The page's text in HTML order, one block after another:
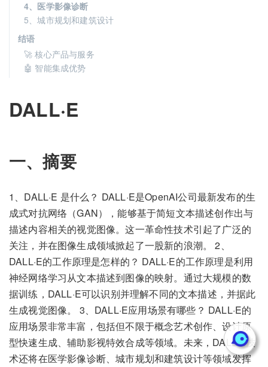
DALL·E
一、摘要
1、DALL·E 是什么？ DALL·E是OpenAI公司最新发布的生
成式对抗网络（GAN），能够基于简短文本描述创作出与
描述内容相关的视觉图像。这一革命性技术引起了广泛的
关注，并在图像生成领域掀起了一股新的浪潮。 2、
DALL·E的工作原理是怎样的？ DALL·E的工作原理是利用
神经网络学习从文本描述到图像的映射。通过大规模的数
据训练，DALL·E可以识别并理解不同的文本描述，并据此
生成视觉图像。 3、DALL·E应用场景有哪些？ DALL·E的
应用场景非常丰富，包括但不限于概念艺术创作、设计原
型快速生成、辅助影视特效合成等领域。未来，DALL·E技
术还将在医学影像诊断、城市规划和建筑设计等领域发挥
4、医学影像诊断
5、城市规划和建筑设计
结语
🚀 核心产品与服务
🤖 智能集成优势